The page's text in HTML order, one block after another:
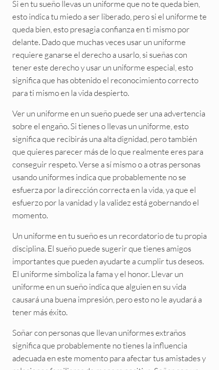
Si en tu sueño llevas un uniforme que no te queda bien,
esto indica tu miedo a ser liberado, pero si el uniforme te
queda bien, esto presagia confianza en ti mismo por
delante. Dado que muchas veces usar un uniforme
requiere ganarse el derecho a usarlo, si sueñas con
tener este derecho y usar un uniforme especial, esto
significa que has obtenido el reconocimiento correcto
para ti mismo en la vida despierto.
Ver un uniforme en un sueño puede ser una advertencia
sobre el engaño. Si tienes o llevas un uniforme, esto
significa que recibirás una alta dignidad, pero también
que quieres parecer más de lo que realmente eres para
conseguir respeto. Verse a sí mismo o a otras personas
usando uniformes indica que probablemente no se
esfuerza por la dirección correcta en la vida, ya que el
esfuerzo por la vanidad y la validez está gobernando el
momento.
Un uniforme en tu sueño es un recordatorio de tu propia
disciplina. El sueño puede sugerir que tienes amigos
importantes que pueden ayudarte a cumplir tus deseos.
El uniforme simboliza la fama y el honor. Llevar un
uniforme en un sueño indica que alguien en su vida
causará una buena impresión, pero esto no le ayudará a
tener más éxito.
Soñar con personas que llevan uniformes extraños
significa que probablemente no tienes la influencia
adecuada en este momento para afectar tus amistades y